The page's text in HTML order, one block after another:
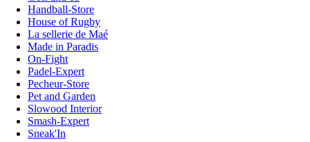
Handball-Store
House of Rugby
La sellerie de Maé
Made in Paradis
On-Fight
Padel-Expert
Pecheur-Store
Pet and Garden
Slowood Interior
Smash-Expert
Sneak'In